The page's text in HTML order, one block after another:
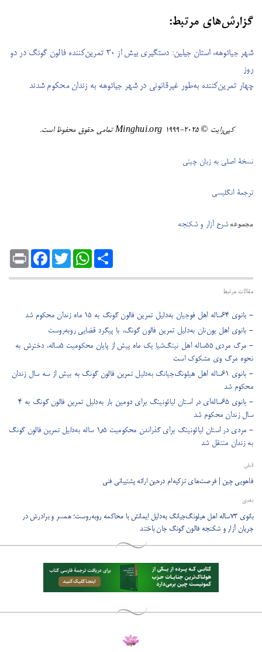
گزارش‌های مرتبط:
شهر جیائوهه، استان جیلین: دستگیری بیش از ۳۰ تمرین‌کننده فالون گونگ در دو
روز
چهار تمرین‌کننده به‌طور غیرقانونی در شهر جیائوهه به زندان محکوم شدند
کپی‌رایت ©️ ٢٠٢٥-١٩٩٩ Minghui.org تمامی حقوق محفوظ است.
نسخۀ اصلی به زبان چینی
ترجمۀ انگلیسی
مجموعهشرح آزار و شکنجه
Print
FacebookTwitter
WhatsAppShare
مقالات مرتبط
- بانوی ۶۴‌ساله اهل فوجیان به‌دلیل تمرین فالون گونگ به ۱۵ ماه زندان محکوم شد
- بانوی اهل یون‌نان به‌دلیل تمرین فالون گونگ، با پیگرد قضایی روبه‌روست
- مرگ مردی ۵۵ساله اهل نینگ‌شیا یک ماه پیش از پایان محکومیت ۵ساله، دخترش به
نحوه مرگ وی مشکوک است
- بانوی ۶۱ساله اهل هیلونگ‌جیانگ به‌دلیل تمرین فالون گونگ به بیش از سه سال زندان
محکوم شد
- بانوی ۶۵‌ساله‌ای در استان لیائونینگ برای دومین بار به‌دلیل تمرین فالون گونگ به ۴
سال زندان محکوم شد
- مردی در استان لیائونینگ برای گذراندن محکومیت ۱٫۵ ساله به‌دلیل تمرین فالون گونگ
به زندان منتقل شد
قبلی
فاهویی چین | فرصت‌های تزکیه‌ام درحین ارائه پشتیبانی فنی
بعدی
بانوی ۷۳ساله اهل هیلونگ‌جیانگ به‌دلیل ایمانش با محاکمه روبه‌روست؛ همسر و برادرش در
جریان آزار و شکنجه فالون گونگ جان باختند